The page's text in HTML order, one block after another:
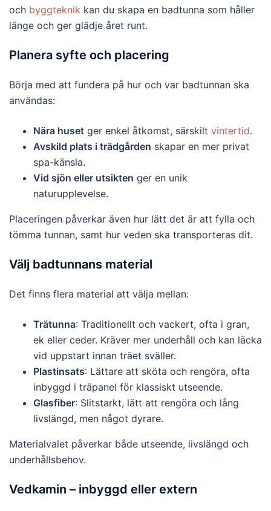
och byggteknik kan du skapa en badtunna som håller
länge och ger glädje året runt.
Planera syfte och placering
Börja med att fundera på hur och var badtunnan ska
användas:
Nära huset ger enkel åtkomst, särskilt vintertid.
Avskild plats i trädgården skapar en mer privat
spa-känsla.
Vid sjön eller utsikten ger en unik
naturupplevelse.
Placeringen påverkar även hur lätt det är att fylla och
tömma tunnan, samt hur veden ska transporteras dit.
Välj badtunnans material
Det finns flera material att välja mellan:
Trätunna: Traditionellt och vackert, ofta i gran,
ek eller ceder. Kräver mer underhåll och kan läcka
vid uppstart innan träet sväller.
Plastinsats: Lättare att sköta och rengöra, ofta
inbyggd i träpanel för klassiskt utseende.
Glasfiber: Slitstarkt, lätt att rengöra och lång
livslängd, men något dyrare.
Materialvalet påverkar både utseende, livslängd och
underhållsbehov.
Vedkamin – inbyggd eller extern